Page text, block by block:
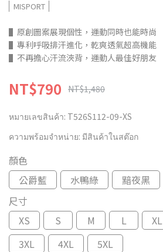
MISPORT
▌原創圖案展現個性，運動同時也能時尚
▌專利呼吸排汗進化，乾爽透氣超高機能
▌不再擔心汗流浹背，運動人最佳好朋友
NT$790 NT$1,480
หมายเลขสินค้า: T526S112-09-XS
ความพร้อมจำหน่าย: มีสินค้าในสต๊อก
顏色
公爵藍
水鴨綠 黯夜黑
尺寸
XS
S M L XL
3XL
4XL 5XL